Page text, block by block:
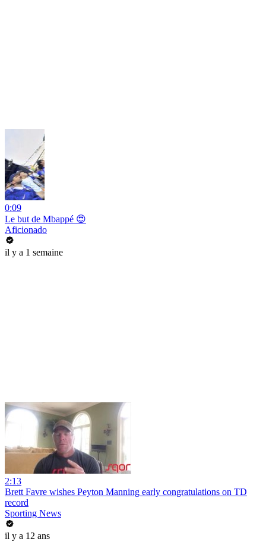
0:09
Le but de Mbappé 😍
Aficionado
il y a 1 semaine
2:13
Brett Favre wishes Peyton Manning early congratulations on TD
record
Sporting News
il y a 12 ans